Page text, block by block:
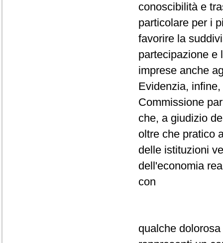
conoscibilità e
particolare per i
favorire la
partecipazione e
imprese anche
Evidenzia,
Commissione
che, a giudizio
oltre che pratico
delle istituzioni
dell'economia
con
qualche